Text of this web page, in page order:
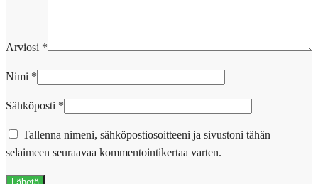
Arviosi *
Nimi *
Sähköposti *
Tallenna nimeni, sähköpostiosoitteeni ja sivustoni tähän
selaimeen seuraavaa kommentointikertaa varten.